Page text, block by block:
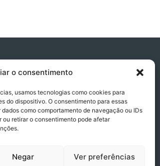
o consentimento
usamos tecnologias como cookies para
do dispositivo. O consentimento para essas
como comportamento de navegação ou IDs
retirar o consentimento pode afetar
Negar Ver preferências